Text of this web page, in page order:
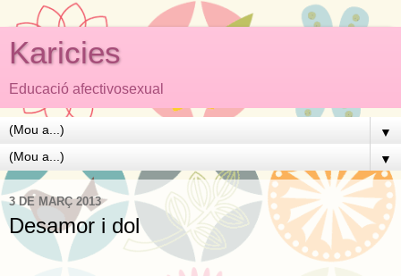
Karicies
Educació afectivosexual
▼
▼
3 DE MARÇ 2013
Desamor i dol